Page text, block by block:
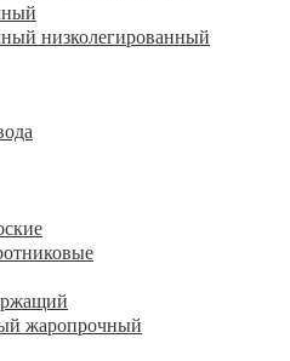
низколегированный
жаропрочный